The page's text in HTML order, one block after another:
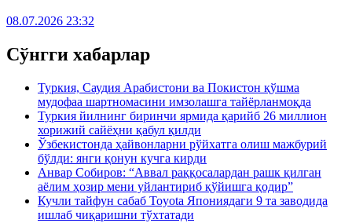
08.07.2026 23:32
Сўнгги хабарлар
Туркия, Саудия Арабистони ва Покистон қўшма
мудофаа шартномасини имзолашга тайёрланмоқда
Туркия йилнинг биринчи ярмида қарийб 26 миллион
хорижий сайёҳни қабул қилди
Ўзбекистонда ҳайвонларни рўйхатга олиш мажбурий
бўлди: янги қонун кучга кирди
Анвар Собиров: “Аввал раққосалардан рашк қилган
аёлим ҳозир мени уйлантириб қўйишга қодир”
Кучли тайфун сабаб Toyota Япониядаги 9 та заводида
ишлаб чиқаришни тўхтатади